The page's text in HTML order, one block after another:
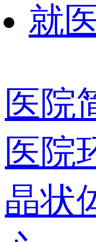
就
医院
医院
晶状